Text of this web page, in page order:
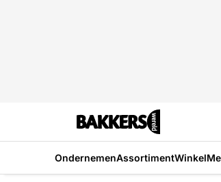
OndernemenAssortimentWinkel